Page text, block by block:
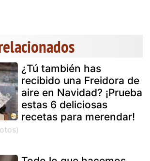
¿Tú también has
recibido una Freidora de
aire en Navidad? ¡Prueba
estas 6 deliciosas
recetas para merendar!